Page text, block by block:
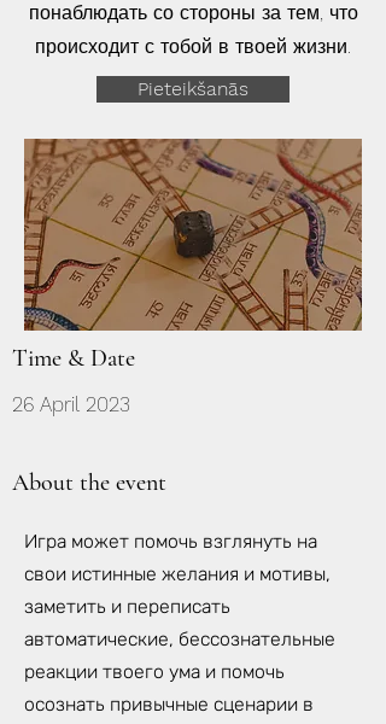
понаблюдать со стороны за тем, что
происходит с тобой в твоей жизни.
Pieteikšanās
Time & Date
26 April 2023
About the event
Игра может помочь взглянуть на
свои истинные желания и мотивы,
заметить и переписать
автоматические, бессознательные
реакции твоего ума и помочь
осознать привычные сценарии в